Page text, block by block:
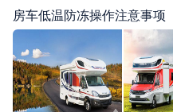
房车低温防冻操作注意事项